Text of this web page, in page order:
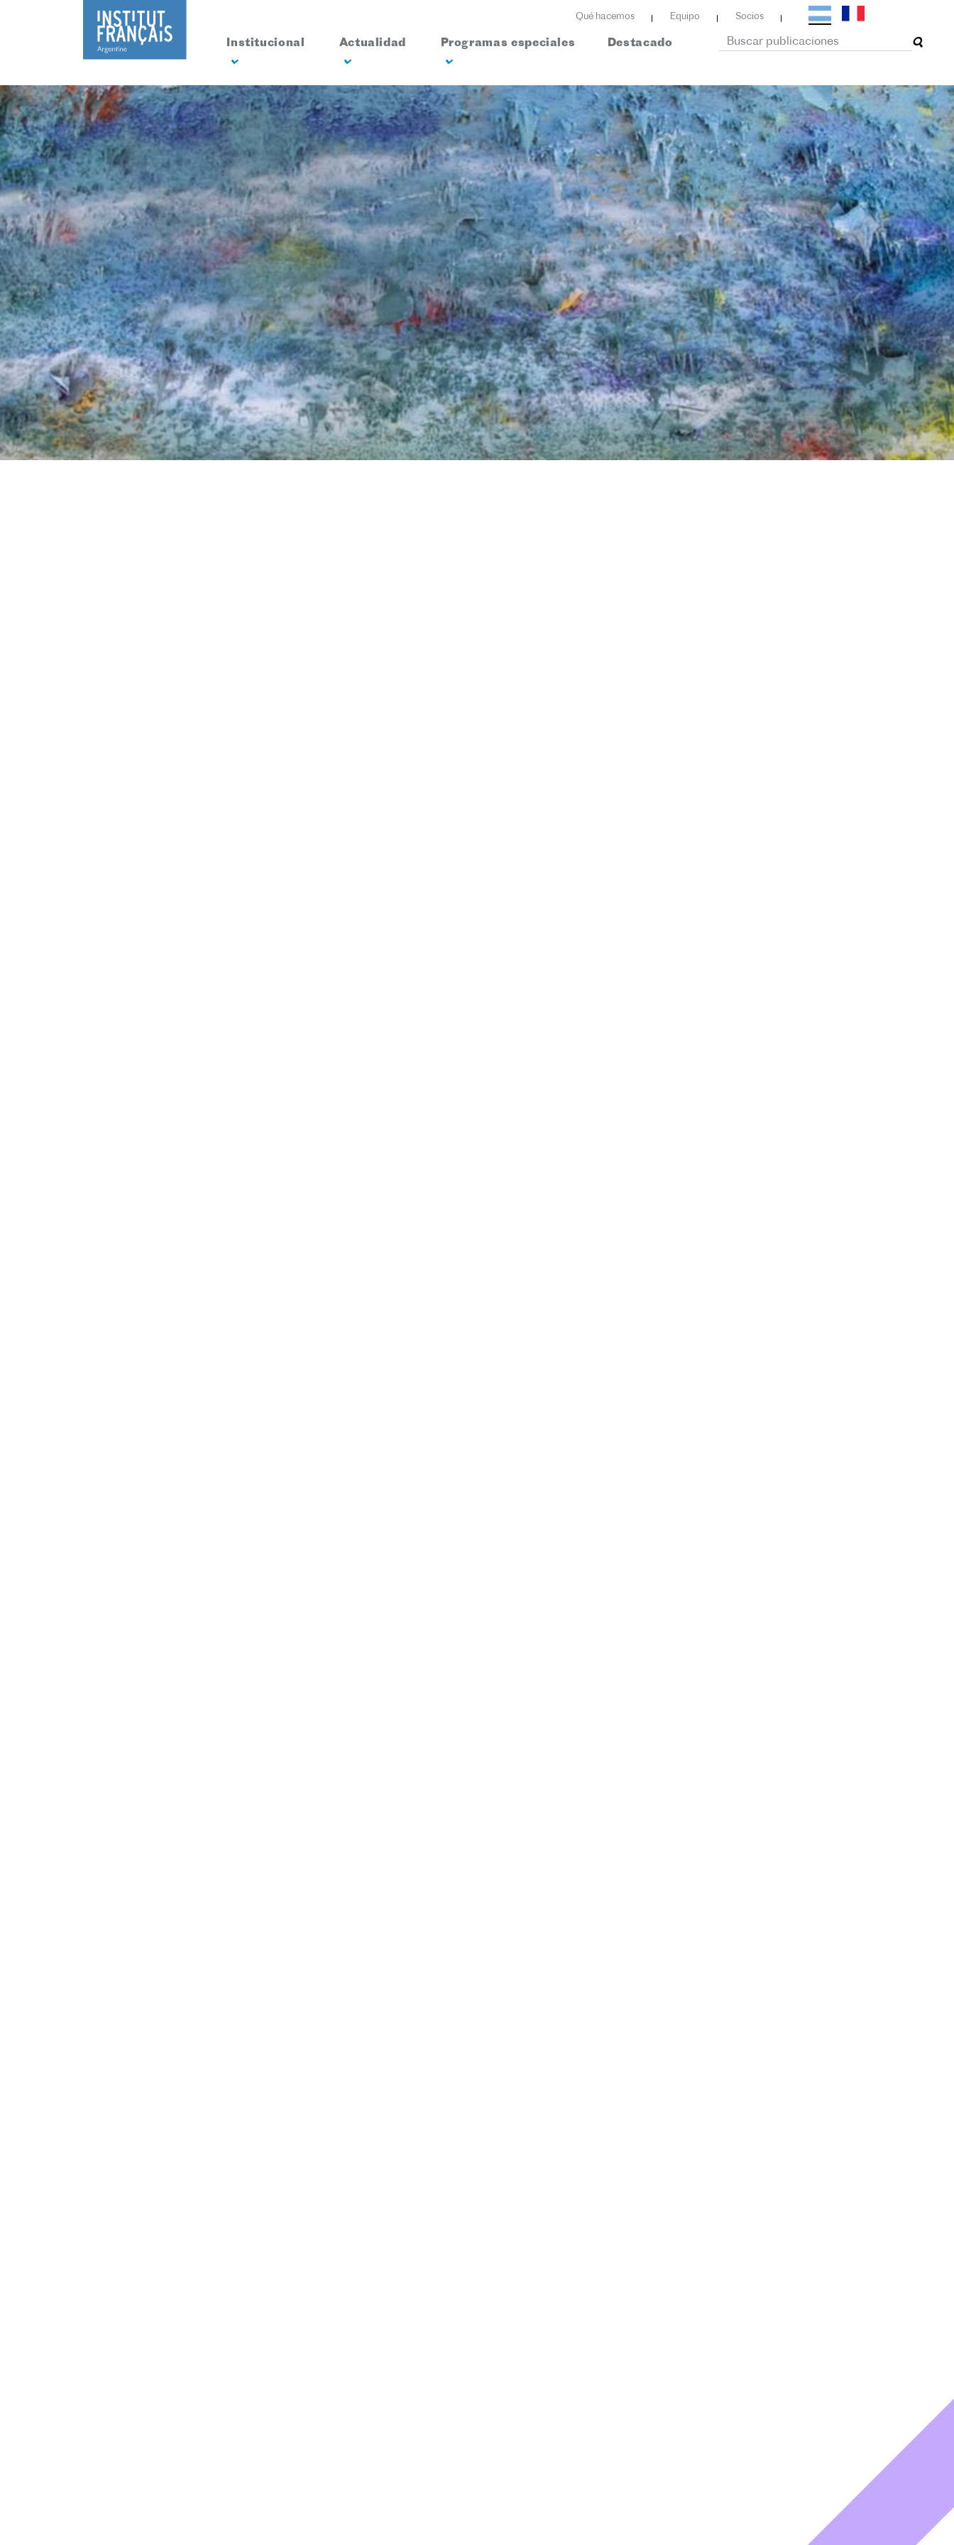
Qué hacemos Equipo Socios
Institucional Actualidad Programas especiales Destacado